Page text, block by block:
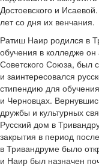
Достоевского и
лет со дня их венчания.
Ратиш Наир родился в
обучения в колледже он
Советского Союза, был
и заинтересовался
стипендию для
и Черновцах.
дружбы и культурных
Русский дом в
закрытия в период
в Тривандруме было
и Наир был назначен